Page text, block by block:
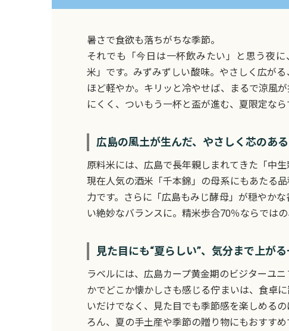
暑さで食欲も落ちがちな季節。
それでも「今日は一杯飲みたい」と思う夜
米」です。みずみずしい酸味。やさしく広が
ほど軽やか。キリッと冷やせば、まるで涼風
にくく、ついもう一杯と盃が進む、夏限定な
広島の風土が生んだ、やさしく芯のあ
原料米には、広島で長年親しまれてきた「中生
現在人気の酒米「千本錦」の母系にもあたる
力です。さらに「広島もみじ酵母」が穏やか
い絶妙なバランスに。精米歩合70％ならでは
見た目にも“夏らしい”、気分まで上が
ラベルには、広島カープ黄金期のビジターユ
かでどこか懐かしさも感じる佇まいは、食卓
いだけでなく、見た目でも季節感を楽しめる
ろん、夏の手土産や季節の贈り物にもおすすめ